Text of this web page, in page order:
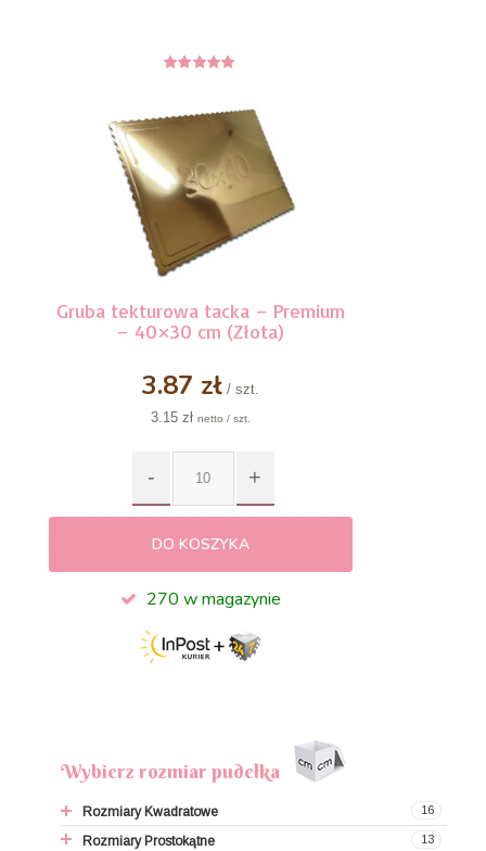
Gruba tekturowa tacka – Premium
– 40×30 cm (Złota)
3.87 zł/ szt.
3.15 zł netto / szt.
DO KOSZYKA
270 w magazynie
Wybierz rozmiar pudełka
16
Rozmiary Kwadratowe
9x9x9,5 cm
13
Rozmiary Prostokątne